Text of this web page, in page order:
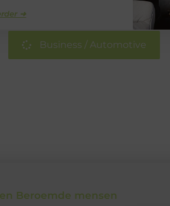
➜
Business / Automotive
Beroemde mensen